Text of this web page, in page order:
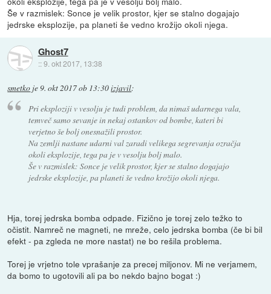
Še v razmislek: Sonce je velik prostor, kjer se stalno dogajajo
jedrske eksplozije, pa planeti še vedno krožijo okoli njega.
Ghost7
::9. okt 2017, 13:38
smetko je9. okt 2017 ob 13:30izjavil:
Pri eksploziji v vesolju je tudi problem, da nimaš udarnega vala,
temveč samo sevanje in nekaj ostankov od bombe, kateri bi
verjetno še bolj onesnažili prostor.
Na zemlji nastane udarni val zaradi velikega segrevanja ozračja
okoli eksplozije, tega pa je v vesolju bolj malo.
Še v razmislek: Sonce je velik prostor, kjer se stalno dogajajo
jedrske eksplozije, pa planeti še vedno krožijo okoli njega.
Hja, torej jedrska bomba odpade. Fizično je torej zelo težko to
očistit. Namreč ne magneti, ne mreže, celo jedrska bomba (če bi bil
efekt - pa zgleda ne more nastat) ne bo rešila problema.
Torej je vrjetno tole vprašanje za precej miljonov. Mi ne verjamem,
da bomo to ugotovili ali pa bo nekdo bajno bogat :)